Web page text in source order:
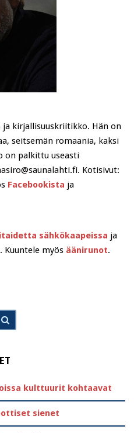
ja kirjallisuuskriitikko. Hän on
seitsemän romaania, kaksi
on palkittu useasti
Kotisivut:
Facebookista ja
sähkökaapeissa ja
Kuuntele myös äänirunot.
kulttuurit kohtaavat
sienet